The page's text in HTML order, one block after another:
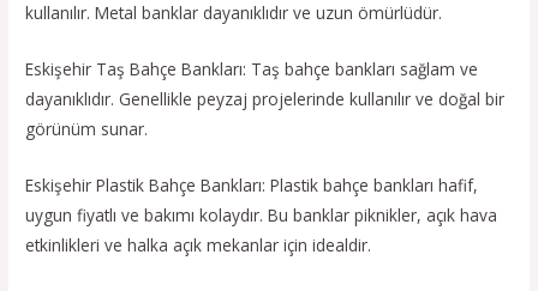
kullanılır. Metal banklar dayanıklıdır ve uzun ömürlüdür.
Eskişehir Taş Bahçe Bankları: Taş bahçe bankları sağlam ve
dayanıklıdır. Genellikle peyzaj projelerinde kullanılır ve doğal bir
görünüm sunar.
Eskişehir Plastik Bahçe Bankları: Plastik bahçe bankları hafif,
uygun fiyatlı ve bakımı kolaydır. Bu banklar piknikler, açık hava
etkinlikleri ve halka açık mekanlar için idealdir.